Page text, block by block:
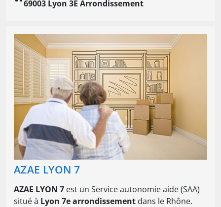
69003 Lyon 3E Arrondissement
AZAE LYON 7
AZAE LYON 7 est un Service autonomie aide (SAA)
situé à Lyon 7e arrondissement dans le Rhône.